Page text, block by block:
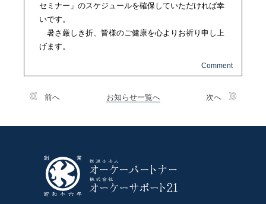
セミナー」のスケジュールを確保していただければ幸
いです。
暑さ厳しき折、皆様のご健康を心よりお祈り申し上
げます。
前へ お知らせ一覧へ 次へ